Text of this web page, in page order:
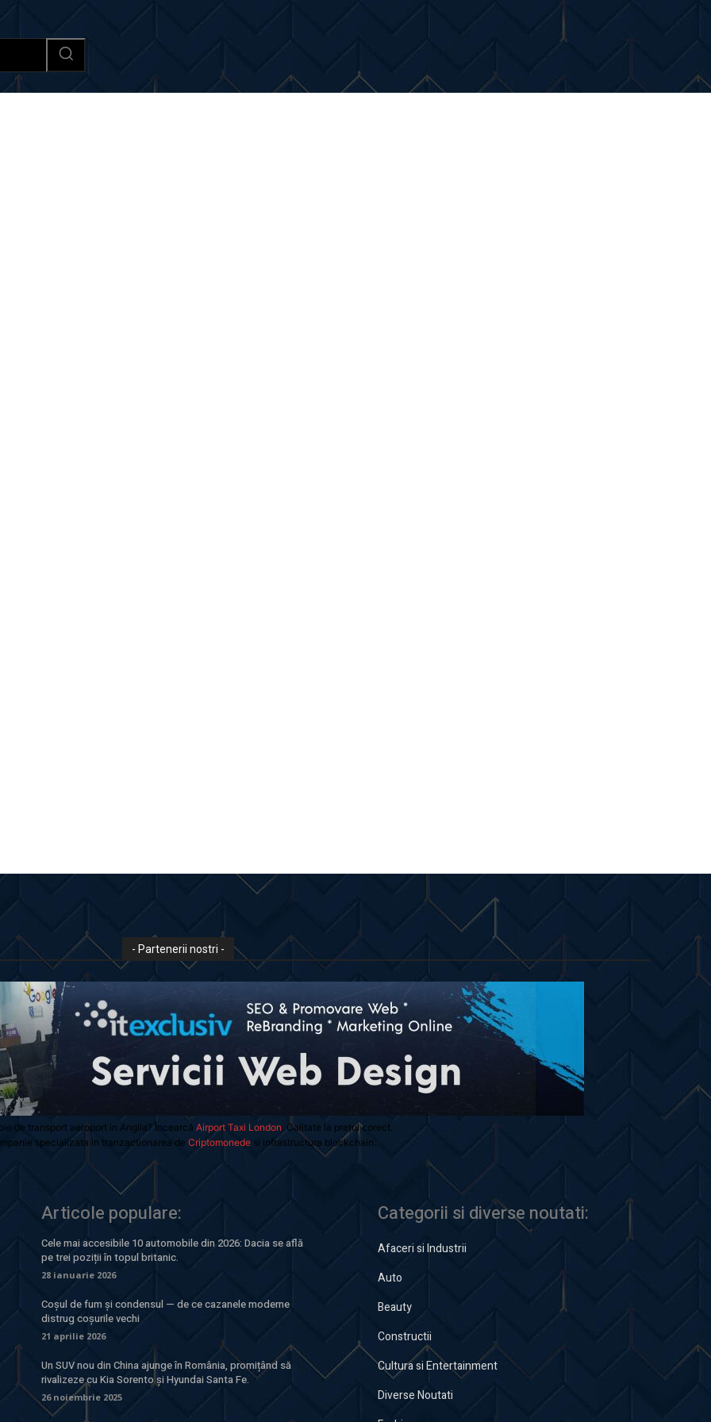
- Partenerii nostri -
de transport aeroport in Anglia? Încearcă Airport Taxi London. Calitate la prețul corect.
specializata in tranzactionarea de Criptomonedesi infrastructura blockchain.
Articole populare:
Cele mai accesibile 10 automobile din 2026: Dacia se află
pe trei poziții în topul britanic.
28 ianuarie 2026
Coșul de fum și condensul — de ce cazanele moderne
distrug coșurile vechi
21 aprilie 2026
Un SUV nou din China ajunge în România, promițând să
rivalizeze cu Kia Sorento și Hyundai Santa Fe.
26 noiembrie 2025
Categorii si diverse noutati:
Afaceri si Industrii
Auto
Beauty
Constructii
Cultura si Entertainment
Diverse Noutati